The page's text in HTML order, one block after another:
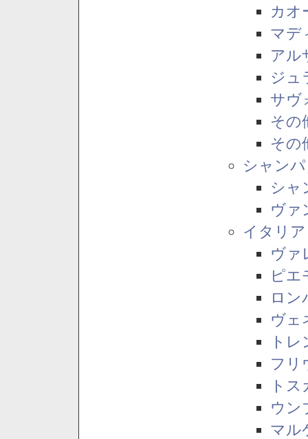
カオ
マデ
アル
ジュ
サヴ
その
その
シャン
シャ
ヴァ
イタリア
ヴァ
ピエ
ロン
ヴェ
ト
フリ
ト
ウン
マル